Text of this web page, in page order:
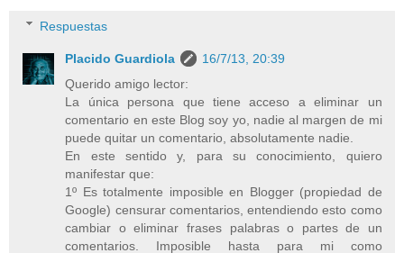
Respuestas
Placido Guardiola
16/7/13, 20:39
Querido amigo lector:
La única persona que tiene acceso a eliminar un
comentario en este Blog soy yo, nadie al margen de mi
puede quitar un comentario, absolutamente nadie.
En este sentido y, para su conocimiento, quiero
manifestar que:
1º Es totalmente imposible en Blogger (propiedad de
Google) censurar comentarios, entendiendo esto como
cambiar o eliminar frases palabras o partes de un
comentarios. Imposible hasta para mi como